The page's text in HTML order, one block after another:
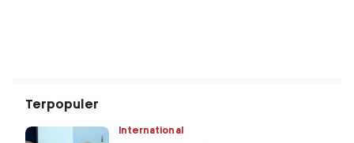
Terpopuler
International